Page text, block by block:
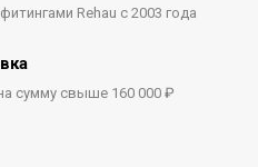
Rehau с 2003 года
сумму свыше 160 000 ₽